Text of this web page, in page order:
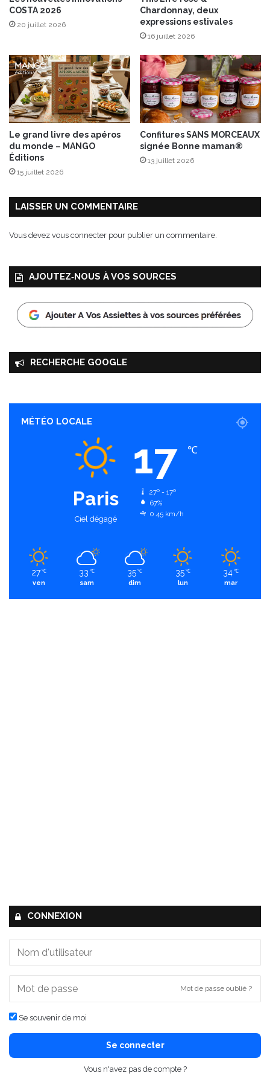
o
q
u
COSTA 2026
20 juillet 2026
Chardonnay, deux
expressions estivales
16 juillet 2026
Le grand livre des apéros
du monde – MANGO
Éditions
15 juillet 2026
Confitures SANS MORCEAUX
signée Bonne maman®
13 juillet 2026
LAISSER UN COMMENTAIRE
Vous devez vous connecter pour publier un commentaire.
AJOUTEZ‑NOUS À VOS SOURCES
RECHERCHE GOOGLE
MÉTÉO LOCALE
Paris
Ciel dégagé
17 ℃
27º - 17º
67%
0.45 km/h
27 ℃
ven
33 ℃
sam
35 ℃
dim
35 ℃
lun
34 ℃
mar
CONNEXION
Mot de passe oublié ?
Se souvenir de moi
Se connecter
Vous n'avez pas de compte ?